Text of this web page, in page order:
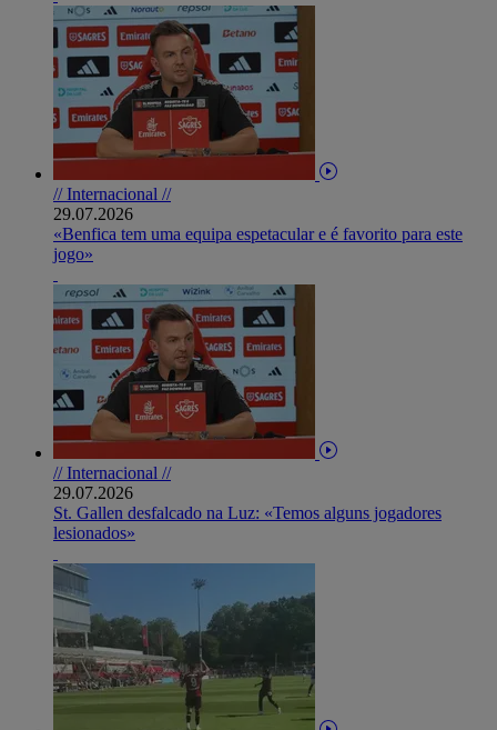
// Internacional //
29.07.2026
«Benfica tem uma equipa espetacular e é favorito para este
jogo»
// Internacional //
29.07.2026
St. Gallen desfalcado na Luz: «Temos alguns jogadores
lesionados»